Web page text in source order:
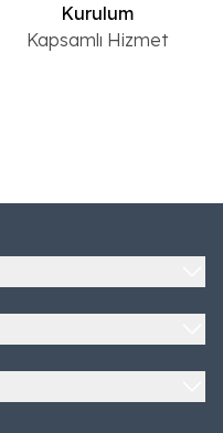
Kurulum
Kapsamlı Hizmet